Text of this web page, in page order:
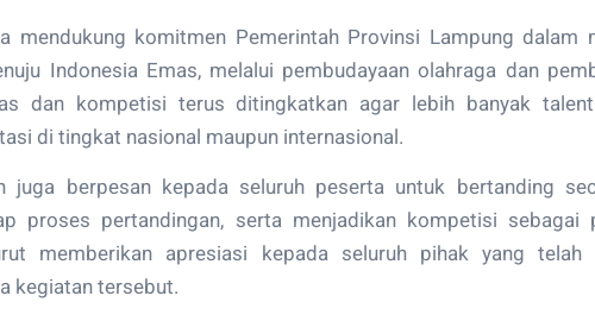
mendukung komitmen Pemerintah Provinsi Lampung dalam
Indonesia Emas, melalui pembudayaan olahraga dan
dan kompetisi terus ditingkatkan agar lebih banyak
di tingkat nasional maupun internasional.
juga berpesan kepada seluruh peserta untuk bertanding
proses pertandingan, serta menjadikan kompetisi sebagai
memberikan apresiasi kepada seluruh pihak yang telah
kegiatan tersebut.